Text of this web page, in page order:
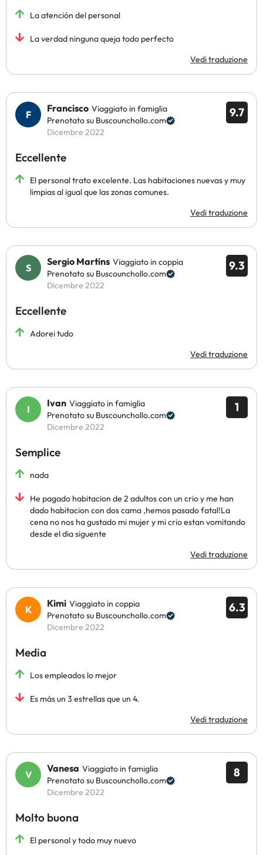
La atención del personal
La verdad ninguna queja todo perfecto
Vedi traduzione
9.7
Francisco Viaggiato in famiglia
Prenotato su Buscounchollo.com
Dicembre 2022
Eccellente
El personal trato excelente. Las habitaciones nuevas y muy
limpias al igual que las zonas comunes.
Vedi traduzione
9.3
Sergio Martins Viaggiato in coppia
Prenotato su Buscounchollo.com
Dicembre 2022
Eccellente
Adorei tudo
Vedi traduzione
1
Ivan Viaggiato in famiglia
Prenotato su Buscounchollo.com
Dicembre 2022
Semplice
nada
He pagado habitacion de 2 adultos con un crio y me han
dado habitacion con dos cama ,hemos pasado fatal!La
cena no nos ha gustado mi mujer y mi crio estan vomitando
desde el dia siguente
Vedi traduzione
6.3
Kimi Viaggiato in coppia
Prenotato su Buscounchollo.com
Dicembre 2022
Media
Los empleados lo mejor
Es más un 3 estrellas que un 4.
Vedi traduzione
8
Vanesa Viaggiato in famiglia
Prenotato su Buscounchollo.com
Dicembre 2022
Molto buona
El personal y todo muy nuevo